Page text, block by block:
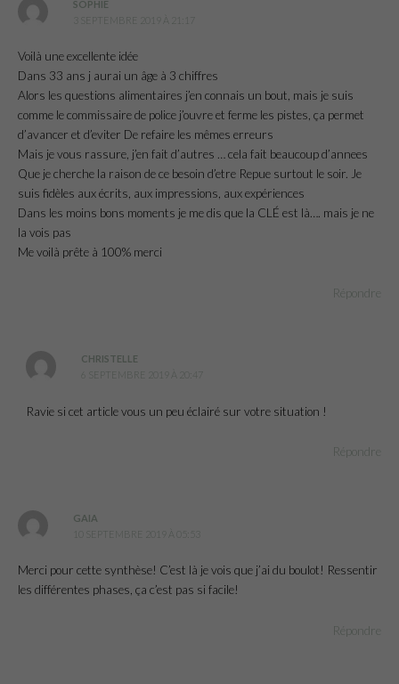
SOPHIE
3 SEPTEMBRE 2019 À 21:17
Voilà une excellente idée
Dans 33 ans j aurai un âge à 3 chiffres
Alors les questions alimentaires j’en connais un bout, mais je suis
comme le commissaire de police j’ouvre et ferme les pistes, ça permet
d’avancer et d’eviter De refaire les mêmes erreurs
Mais je vous rassure, j’en fait d’autres … cela fait beaucoup d’annees
Que je cherche la raison de ce besoin d’etre Repue surtout le soir. Je
suis fidèles aux écrits, aux impressions, aux expériences
Dans les moins bons moments je me dis que la CLÉ est là…. mais je ne
la vois pas
Me voilà prête à 100% merci
Répondre
CHRISTELLE
6 SEPTEMBRE 2019 À 20:47
Ravie si cet article vous un peu éclairé sur votre situation !
Répondre
GAIA
10 SEPTEMBRE 2019 À 05:53
Merci pour cette synthèse! C’est là je vois que j’ai du boulot! Ressentir
les différentes phases, ça c’est pas si facile!
Répondre